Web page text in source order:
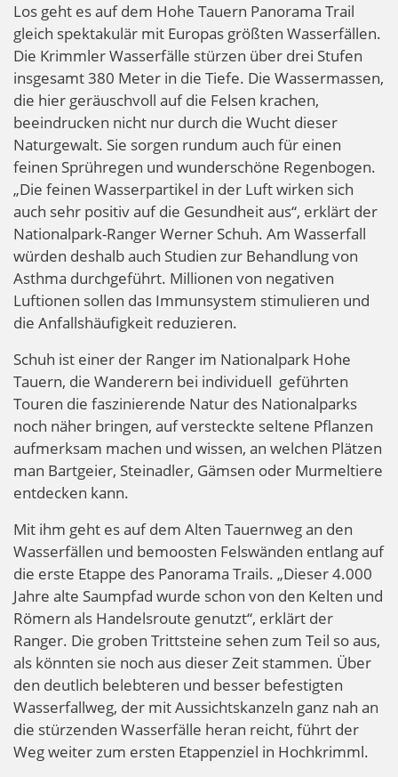
Los geht es auf dem Hohe Tauern Panorama Trail
gleich spektakulär mit Europas größten Wasserfällen.
Die Krimmler Wasserfälle stürzen über drei Stufen
insgesamt 380 Meter in die Tiefe. Die Wassermassen,
die hier geräuschvoll auf die Felsen krachen,
beeindrucken nicht nur durch die Wucht dieser
Naturgewalt. Sie sorgen rundum auch für einen
feinen Sprühregen und wunderschöne Regenbogen.
„Die feinen Wasserpartikel in der Luft wirken sich
auch sehr positiv auf die Gesundheit aus“, erklärt der
Nationalpark-Ranger Werner Schuh. Am Wasserfall
würden deshalb auch Studien zur Behandlung von
Asthma durchgeführt. Millionen von negativen
Luftionen sollen das Immunsystem stimulieren und
die Anfallshäufigkeit reduzieren.
Schuh ist einer der Ranger im Nationalpark Hohe
Tauern, die Wanderern bei individuell geführten
Touren die faszinierende Natur des Nationalparks
noch näher bringen, auf versteckte seltene Pflanzen
aufmerksam machen und wissen, an welchen Plätzen
man Bartgeier, Steinadler, Gämsen oder Murmeltiere
entdecken kann.
Mit ihm geht es auf dem Alten Tauernweg an den
Wasserfällen und bemoosten Felswänden entlang auf
die erste Etappe des Panorama Trails. „Dieser 4.000
Jahre alte Saumpfad wurde schon von den Kelten und
Römern als Handelsroute genutzt“, erklärt der
Ranger. Die groben Trittsteine sehen zum Teil so aus,
als könnten sie noch aus dieser Zeit stammen. Über
den deutlich belebteren und besser befestigten
Wasserfallweg, der mit Aussichtskanzeln ganz nah an
die stürzenden Wasserfälle heran reicht, führt der
Weg weiter zum ersten Etappenziel in Hochkrimml.